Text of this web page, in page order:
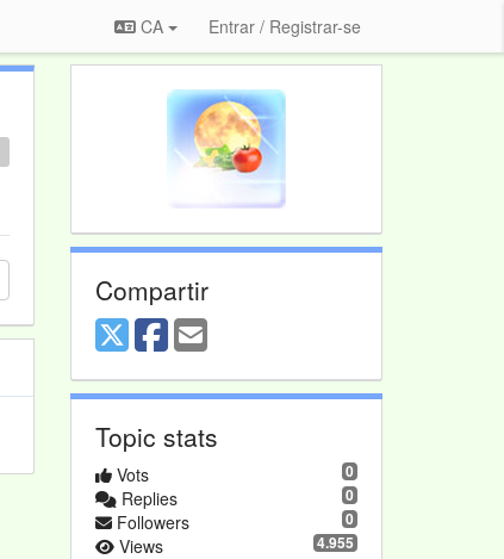
CA Entrar / Registrar-se
Compartir
Topic stats
0
Vots
0
Replies
0
Followers
4.955
Views